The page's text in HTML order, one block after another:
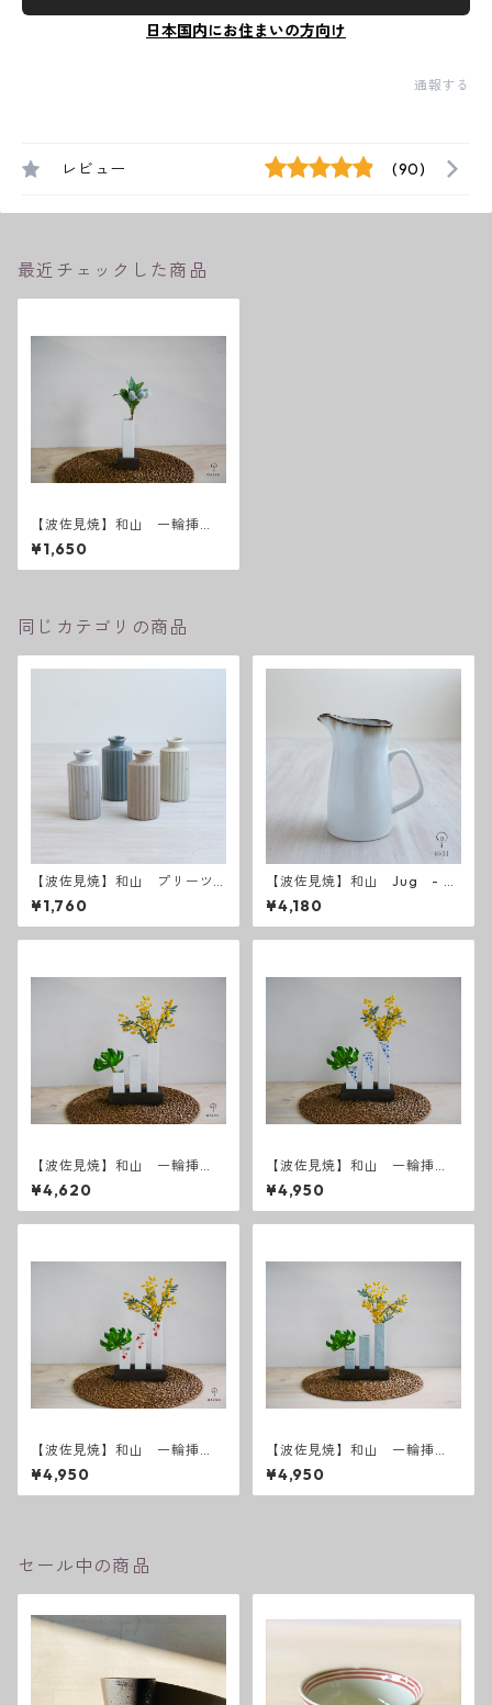
日本国内にお住まいの方向け
通報する
レビュー (90)
最近チェックした商品
【波佐見焼】和山 一輪挿
し 白 中 1本
¥1,650
同じカテゴリの商品
【波佐見焼】和山 プリーツ
花瓶
¥1,760
【波佐見焼】和山 Jug - 水
差し -
¥4,180
【波佐見焼】和山 一輪挿
し 白3本
¥4,620
【波佐見焼】和山 一輪挿
し 染唐草3本
¥4,950
【波佐見焼】和山 一輪挿
し 朱唐草3本
¥4,950
【波佐見焼】和山 一輪挿
し グレー3本
¥4,950
セール中の商品